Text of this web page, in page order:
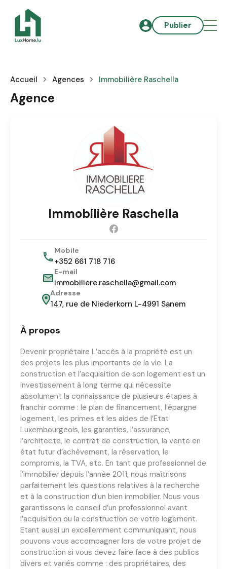
Publier
Accueil Agences Immobilière Raschella
Agence
Immobilière Raschella
Mobile
+352 661 718 716
E-mail
immobiliere.raschella@gmail.com
Adresse
147, rue de Niederkorn L-4991 Sanem
À propos
Devenir propriétaire L’accès à la propriété est un
des projets les plus importants de la vie. La
construction et l’acquisition de son logement est un
investissement à long terme qui nécessite
absolument la connaissance de plusieurs étapes à
franchir comme : le plan de financement, l’épargne
logement, les primes et les aides de l’Etat
Luxembourgeois, les garanties, l’assurance,
l’architecte, le contrat de construction, la vente en
état futur d’achèvement, la réservation, le
compromis, la TVA, etc. En tant que professionnel de
l’immobilier depuis l’année 2011, nous maîtrisons
parfaitement les questions relatives à la recherche
et à la construction d’un bien immobilier. Nous vous
garantissons le conseil d’un professionnel avant
l’acquisition ou la construction de votre logement.
Etant aussi un excellemment communiquant, nous
pouvons vous accompagner lors de votre projet de
construction si vous devez faire face à des publics
divers et variés comme : des propriétaires, des